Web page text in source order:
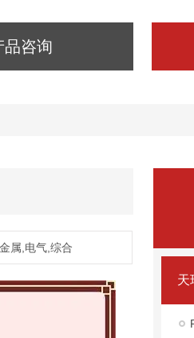
品咨询
属,电气,综合
天